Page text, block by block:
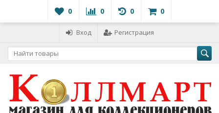
0 0 0 0
Вход Регистрация